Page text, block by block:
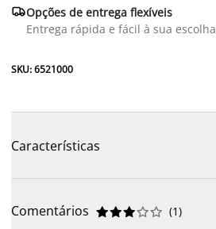
Opções de entrega flexíveis
Entrega rápida e fácil à sua escolha
SKU: 6521000
Características
Comentários 




 (1)